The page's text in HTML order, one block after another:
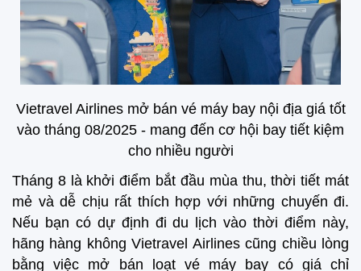
Vietravel Airlines mở bán vé máy bay nội địa giá tốt
vào tháng 08/2025 - mang đến cơ hội bay tiết kiệm
cho nhiều người
Tháng 8 là khởi điểm bắt đầu mùa thu, thời tiết mát
mẻ và dễ chịu rất thích hợp với những chuyến đi.
Nếu bạn có dự định đi du lịch vào thời điểm này,
hãng hàng không Vietravel Airlines cũng chiều lòng
bằng việc mở bán loạt vé máy bay có giá chỉ